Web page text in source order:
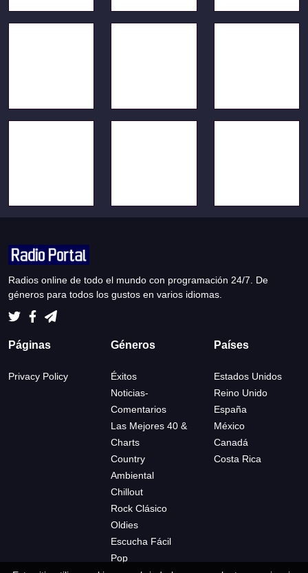
Radios online de todo el mundo con programación 24/7. De
géneros para todos los gustos en varios idiomas.
Páginas
Privacy Policy
Géneros
Éxitos
Noticias-
Comentarios
Las Mejores 40 &
Charts
Country
Ambiental
Chillout
Rock Clásico
Oldies
Escucha Fácil
Pop
Países
Estados Unidos
Reino Unido
España
México
Canadá
Costa Rica